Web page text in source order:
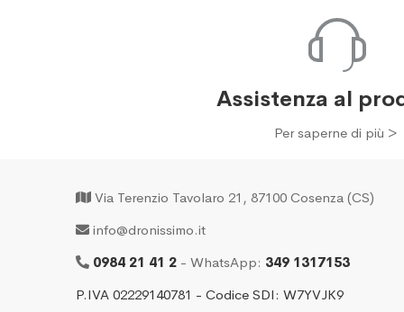
Assistenza al
Per saperne di più >
Via Terenzio Tavolaro 21, 87100 Cosenza (CS)
info@dronissimo.it
0984 21 41 2 - WhatsApp: 349 1317153
P.IVA 02229140781 - Codice SDI: W7YVJK9